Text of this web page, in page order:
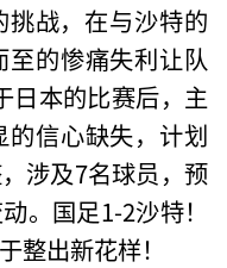
战，在与沙特的
的惨痛失利让队
日本的比赛后，主
信心缺失，计划
涉及7名球员，预
。国足1-2沙特！
整出新花样！